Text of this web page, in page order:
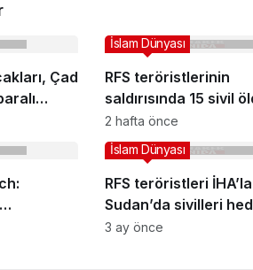
Çad
RFS teröristlerinin
saldırısında 15 sivil
yaralandı
İslam Dünyası
2 hafta önce
Arap
RFS teröristleri
Sudan’da sivilleri
almaya devam ediyor
İslam Dünyası
3 ay önce